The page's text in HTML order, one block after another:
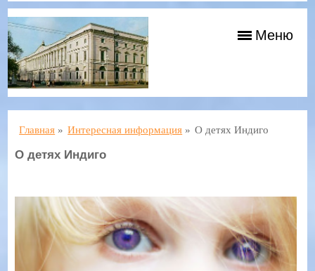
Меню
Главная » Интересная информация » О детях Индиго
О детях Индиго